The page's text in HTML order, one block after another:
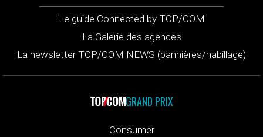
Le guide Connected by TOP/COM
La Galerie des agences
La newsletter TOP/COM NEWS (bannières/habillage)
GRAND PRIX
Consumer